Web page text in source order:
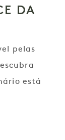
DA
pelas
está